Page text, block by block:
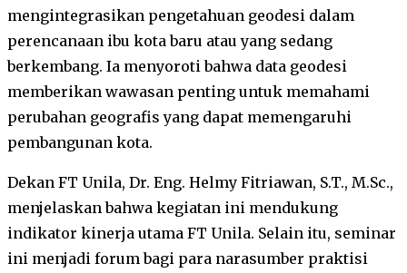
mengintegrasikan pengetahuan geodesi dalam
perencanaan ibu kota baru atau yang sedang
berkembang. Ia menyoroti bahwa data geodesi
memberikan wawasan penting untuk memahami
perubahan geografis yang dapat memengaruhi
pembangunan kota.
Dekan FT Unila, Dr. Eng. Helmy Fitriawan, S.T., M.Sc.,
menjelaskan bahwa kegiatan ini mendukung
indikator kinerja utama FT Unila. Selain itu, seminar
ini menjadi forum bagi para narasumber praktisi